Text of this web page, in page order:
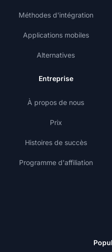
Méthodes d'intégration
Applications mobiles
Alternatives
Entreprise
À propos de nous
Prix
Histoires de succès
Programme d'affiliation